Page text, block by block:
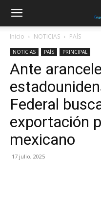
Inicio NOTICIAS PAÍS
NOTICIAS PAÍS PRINCIPAL
Ante
Federal
exportación
mexicano
17 julio, 2025